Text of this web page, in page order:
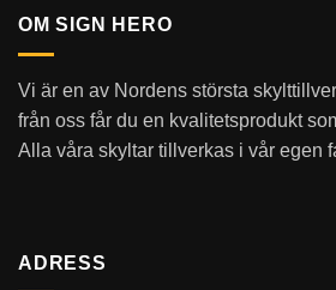
OM SIGN HERO
Vi är en av Nordens största
från oss får du en kvalitetsprodukt
Alla våra skyltar tillverkas i vår egen
ADRESS